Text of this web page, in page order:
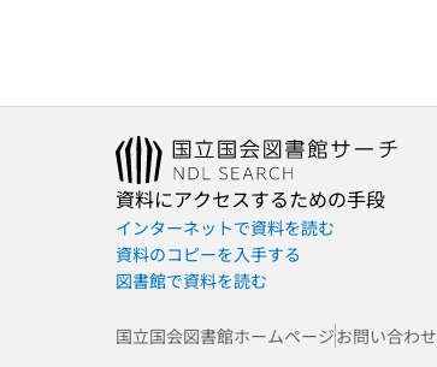
資料にアクセスするための手段
インターネットで資料を読む
資料のコピーを入手する
図書館で資料を読む
国立国会図書館ホームページお問い合わせ